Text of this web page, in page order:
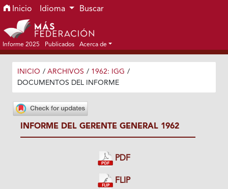
Ir al menú de navegación principal
Ir al contenido principal
Ir al pie de página del sitio
Inicio Idioma Buscar
Informe 2025 Publicados Acerca de
INICIO / ARCHIVOS / 1962: IGG /
DOCUMENTOS DEL INFORME
INFORME DEL GERENTE GENERAL 1962
PDF
FLIP